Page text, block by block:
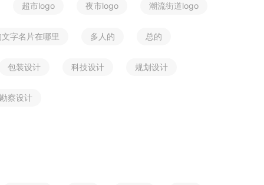
超市logo 夜市logo 潮流街道logo
字名片在哪里 多人的 总的
包装设计 科技设计 规划设计
勘察设计